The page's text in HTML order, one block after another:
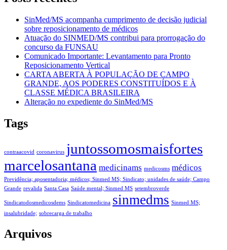
SinMed/MS acompanha cumprimento de decisão judicial
sobre reposicionamento de médicos
Atuação do SINMED/MS contribui para prorrogação do
concurso da FUNSAU
Comunicado Importante: Levantamento para Pronto
Reposicionamento Vertical
CARTA ABERTA À POPULAÇÃO DE CAMPO
GRANDE, AOS PODERES CONSTITUÍDOS E À
CLASSE MÉDICA BRASILEIRA
Alteração no expediente do SinMed/MS
Tags
contraacovid coronavirus juntossomosmaisfortes
marcelosantana medicinams medicosms médicos
Previdência; aposentadoria; médicos; Sinmed MS; Sindicato; unidades de saúde; Campo
Grande revalida Santa Casa Saúde mental; Sinmed MS setembroverde
Sindicatodosmedicosdems Sindicatomedicina sinmedms Sinmed MS;
insalubridade; sobrecarga de trabalho
Arquivos